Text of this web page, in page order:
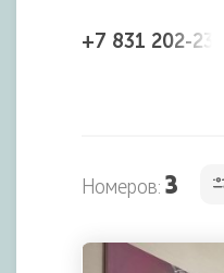
+7 831 202-23
Номеров: 3